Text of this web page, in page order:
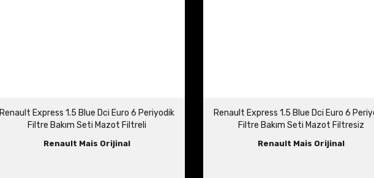
Renault Express 1.5 Blue Dci Euro 6 Periyodik
Filtre Bakım Seti Mazot Filtreli
Renault Mais Orijinal
Renault Express 1.5 Blue Dci Euro 6
Filtre Bakım Seti Mazot Filtresiz
Renault Mais Orijinal